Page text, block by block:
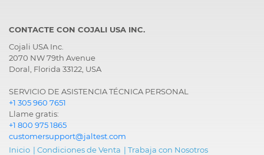
CONTACTE CON COJALI USA INC.
Cojali USA Inc.
2070 NW 79th Avenue
Doral, Florida 33122, USA
SERVICIO DE ASISTENCIA TÉCNICA PERSONAL
+1 305 960 7651
Llame gratis:
+1 800 975 1865
customersupport@jaltest.com
Inicio | Condiciones de Venta | Trabaja con Nosotros